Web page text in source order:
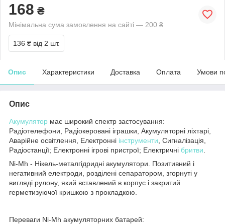
168 ₴
Мінімальна сума замовлення на сайті — 200 ₴
136 ₴ від 2 шт.
Опис Характеристики Доставка Оплата Умови
Опис
Акумулятор має широкий спектр застосування:
Радіотелефони, Радіокеровані іграшки, Акумуляторні ліхтарі,
Аварійне освітлення, Електронні інструменти , Сигналізація,
Радіостанції; Електронні ігрові пристрої; Електричні бритви
Ni-Mh - Нікель-металгідридні акумулятори. Позитивний і
негативний електроди, розділені сепаратором, згорнуті у
вигляді рулону, який вставлений в корпус і закритий
герметизуючої кришкою з прокладкою.
Переваги Ni-Mh акумуляторних батарей: